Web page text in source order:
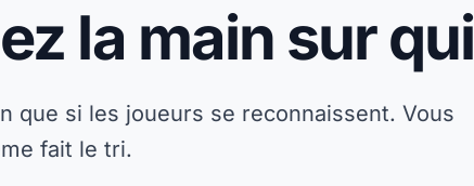
la main sur qui
que si les joueurs se reconnaissent. Vous
fait le tri.